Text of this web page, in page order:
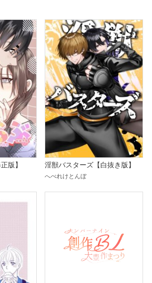
版】 淫獣バスターズ【白抜き版】
へべれけとんぼ